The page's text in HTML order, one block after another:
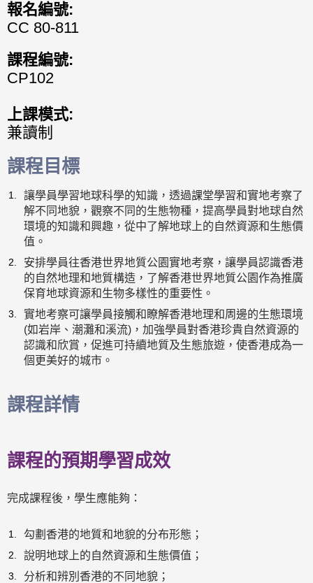
報名編號:
CC 80-811
課程編號:
CP102
上課模式:
兼讀制
課程目標
讓學員學習地球科學的知識，透過課堂學習和實地考察了
解不同地貌，觀察不同的生態物種，提高學員對地球自然
環境的知識和興趣，從中了解地球上的自然資源和生態價
值。
安排學員往香港世界地質公園實地考察，讓學員認識香港
的自然地理和地質構造，了解香港世界地質公園作為推廣
保育地球資源和生物多樣性的重要性。
實地考察可讓學員接觸和瞭解香港地理和周邊的生態環境
(如岩岸、潮灘和溪流)，加強學員對香港珍貴自然資源的
認識和欣賞，促進可持續地質及生態旅遊，使香港成為一
個更美好的城市。
課程詳情
課程的預期學習成效
完成課程後，學生應能夠：
勾劃香港的地質和地貌的分布形態；
說明地球上的自然資源和生態價值；
分析和辨別香港的不同地貌；